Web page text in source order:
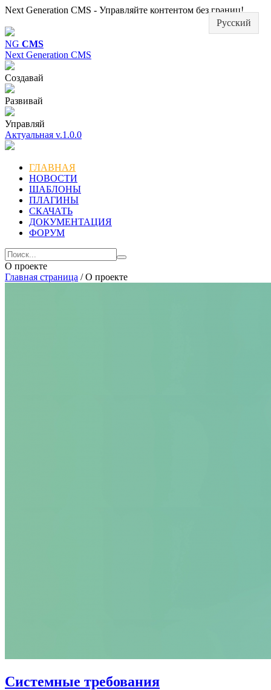
Next Generation CMS - Управляйте контентом без границ!
NG CMS
Next Generation CMS
Создавай
Развивай
Управляй
Актуальная v.1.0.0
ГЛАВНАЯ
НОВОСТИ
ШАБЛОНЫ
ПЛАГИНЫ
СКАЧАТЬ
ДОКУМЕНТАЦИЯ
ФОРУМ
О проекте
Главная страница / О проекте
Системные требования
Русский